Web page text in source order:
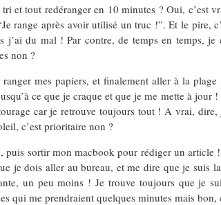
et tout redéranger en 10 minutes ? Oui, c’est
range après avoir utilisé un truc !”. Et le pire,
j’ai du mal ! Par contre, de temps en temps,
non ?
mes papiers, et finalement aller à la
ce que je craque et que je me mette à
car je retrouve toujours tout ! A vrai,
c’est prioritaire non ?
puis sortir mon macbook pour rédiger un
je dois aller au bureau, et me dire que je suis
un peu moins ! Je trouve toujours que je
qui me prendraient quelques minutes mais